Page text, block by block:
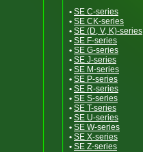
• SE C-series
• SE CK-series
• SE (D, V, K)-series
• SE F-series
• SE G-series
• SE J-series
• SE M-series
• SE P-series
• SE R-series
• SE S-series
• SE T-series
• SE U-series
• SE W-series
• SE X-series
• SE Z-series